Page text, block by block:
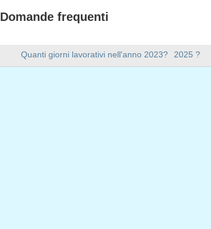
Quanti giorni lavorativi nell'anno 2023? 2025 ?
Domande frequenti
Ci sono 251 giorni lavorativi nel 2024 in USA